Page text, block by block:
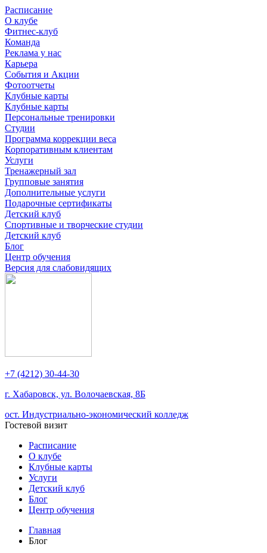
Расписание
О клубе
Фитнес-клуб
Команда
Реклама у нас
Карьера
События и Акции
Фотоотчеты
Клубные карты
Клубные карты
Персональные тренировки
Студии
Программа коррекции веса
Корпоративным клиентам
Услуги
Тренажерный зал
Групповые занятия
Дополнительные услуги
Подарочные сертификаты
Детский клуб
Спортивные и творческие студии
Детский клуб
Блог
Центр обучения
Версия для слабовидящих
+7 (4212) 30-44-30
г. Хабаровск, ул. Волочаевская, 8Б
ост. Индустриально-экономический колледж
Гостевой визит
Расписание
О клубе
Клубные карты
Услуги
Детский клуб
Блог
Центр обучения
Главная
Блог